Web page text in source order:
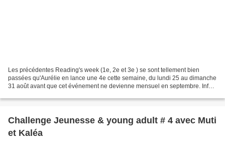
Les précédentes Reading's week (1e, 2e et 3e ) se sont tellement bien
passées qu'Aurélie en lance une 4e cette semaine, du lundi 25 au dimanche
31 août avant que cet événement ne devienne mensuel en septembre. Infos,
Challenge Jeunesse & young adult # 4 avec Muti
et Kaléa